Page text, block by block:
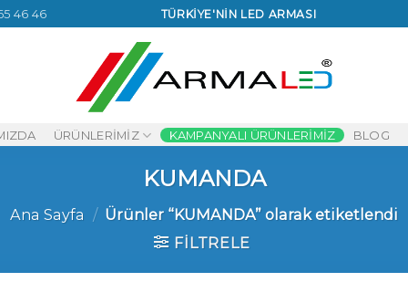
46 46 TÜRKİYE'NİN LED ARMASI
ÜRÜNLERIMIZ KAMPANYALI ÜRÜNLERIMIZ BLOG
KUMANDA
Ana Sayfa / Ürünler “KUMANDA” olarak etiketlendi
FILTRELE